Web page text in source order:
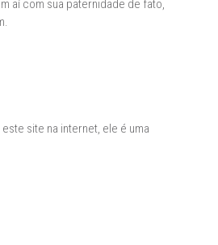
aí com sua paternidade de fato,
site na internet, ele é uma